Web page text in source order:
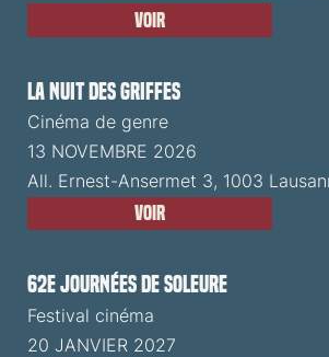
Voir
La Nuit des Griffes
Cinéma de genre
13 NOVEMBRE 2026
All. Ernest-Ansermet 3, 1003
Voir
62e Journées de Soleure
Festival cinéma
20 JANVIER 2027